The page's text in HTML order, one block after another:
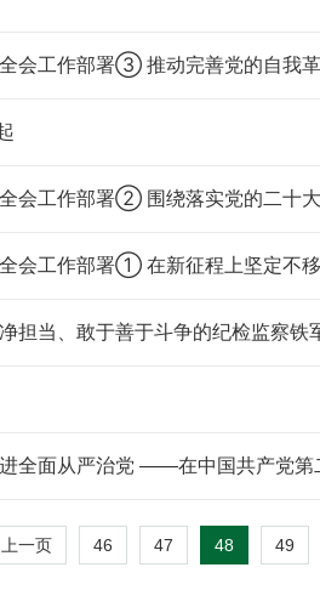
深入学习贯彻党的二十大精神 认真落实中央纪委二次全
深入学习贯彻党的二十大精神 认真落实中央纪委
深入学习贯彻党的二十大精神 认真落实中央纪委二次
担当、敢于善于斗争的纪检监察铁
委员会第二次全体会议上的工
上一页 46 47 48 49